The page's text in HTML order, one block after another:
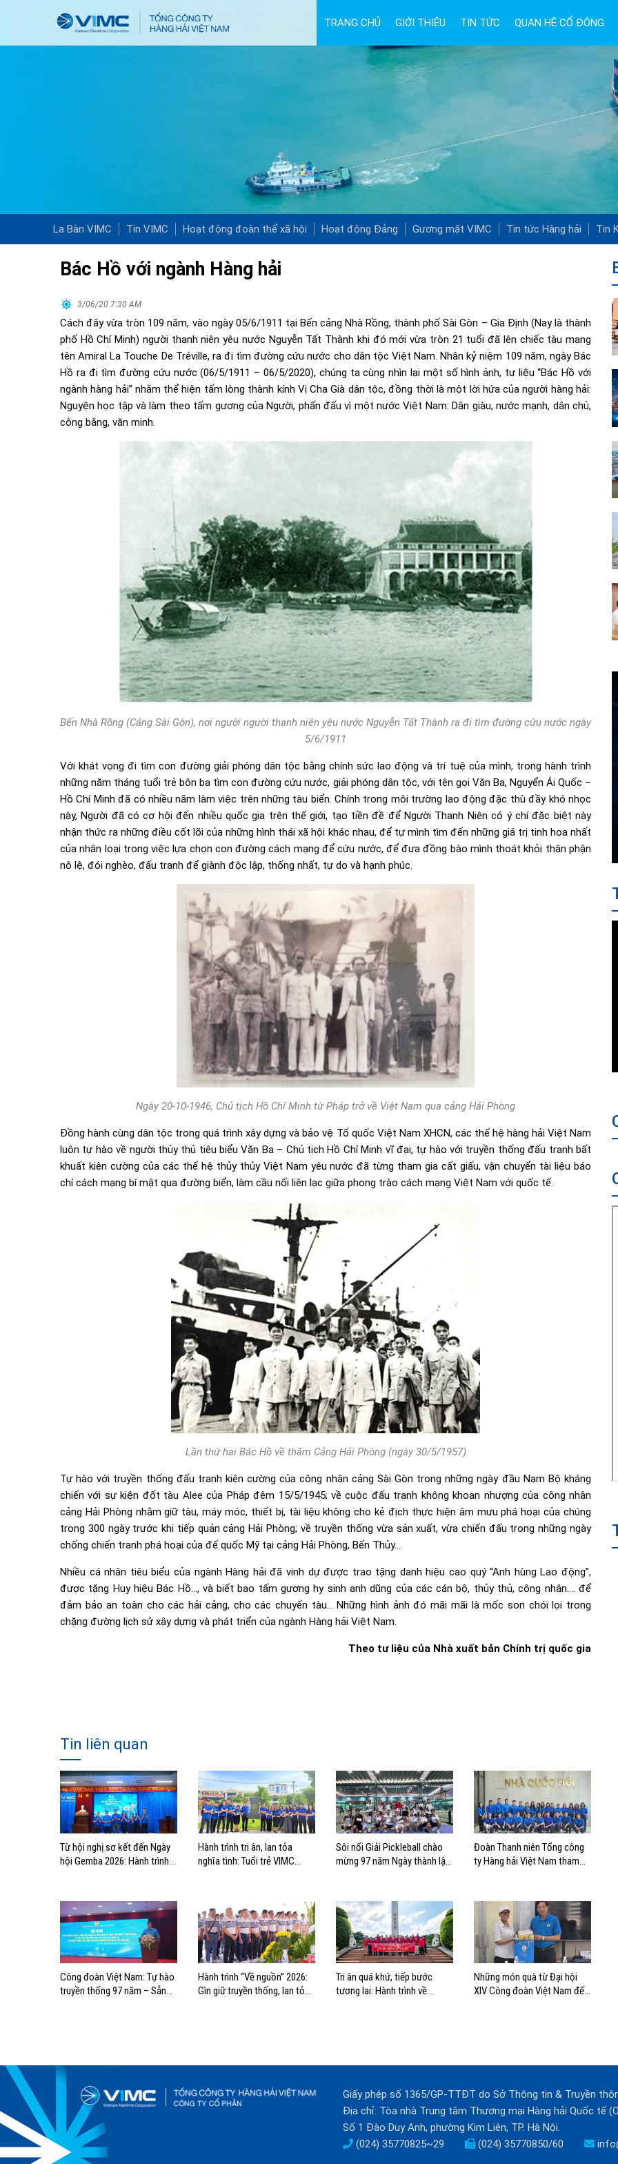
TRANG CHỦ GIỚI THIỆU TIN TỨC QUAN HỆ CỔ ĐÔNG
La Bàn VIMC Tin VIMC Hoạt động đoàn thể xã hội Hoạt động Đảng Gương mặt VIMC Tin tức Hàng hải Tin
Bác Hồ với ngành Hàng hải
3/06/20 7:30 AM
Cách đây vừa tròn 109 năm, vào ngày 05/6/1911 tại Bến cảng Nhà Rồng, thành phố Sài Gòn – Gia Định (Nay là thành
phố Hồ Chí Minh) người thanh niên yêu nước Nguyễn Tất Thành khi đó mới vừa tròn 21 tuổi đã lên chiếc tàu mang
tên Amiral La Touche De Tréville, ra đi tìm đường cứu nước cho dân tộc Việt Nam. Nhân kỷ niệm 109 năm, ngày Bác
Hồ ra đi tìm đường cứu nước (06/5/1911 – 06/5/2020), chúng ta cùng nhìn lại một số hình ảnh, tư liệu “Bác Hồ với
ngành hàng hải” nhằm thể hiện tấm lòng thành kính Vị Cha Già dân tộc, đồng thời là một lời hứa của người hàng hải:
Nguyện học tập và làm theo tấm gương của Người, phấn đấu vì một nước Việt Nam: Dân giàu, nước mạnh, dân chủ,
công bằng, văn minh.
Bến Nhà Rồng (Cảng Sài Gòn), nơi người người thanh niên yêu nước Nguyễn Tất Thành ra đi tìm đường cứu nước ngày
5/6/1911
Với khát vọng đi tìm con đường giải phóng dân tộc bằng chính sức lao động và trí tuệ của mình, trong hành trình
những năm tháng tuổi trẻ bôn ba tìm con đường cứu nước, giải phóng dân tộc, với tên gọi Văn Ba, Nguyển Ái Quốc –
Hồ Chí Minh đã có nhiều năm làm việc trên những tàu biển. Chính trong môi trường lao động đặc thù đầy khó nhọc
này, Người đã có cơ hội đến nhiều quốc gia trên thế giới, tạo tiền đề để Người Thanh Niên có ý chí đặc biệt này
nhận thức ra những điều cốt lõi của những hình thái xã hội khác nhau, để tự mình tìm đến những giá trị tinh hoa nhất
của nhân loại trong việc lựa chọn con đường cách mạng để cứu nước, để đưa đồng bào mình thoát khỏi thân phận
nô lệ, đói nghèo, đấu tranh để giành độc lập, thống nhất, tự do và hạnh phúc.
Ngày 20-10-1946, Chủ tịch Hồ Chí Minh từ Pháp trở về Việt Nam qua cảng Hải Phòng
Đồng hành cùng dân tộc trong quá trình xây dựng và bảo vệ Tổ quốc Việt Nam XHCN, các thế hệ hàng hải Việt Nam
luôn tự hào về người thủy thủ tiêu biểu Văn Ba – Chủ tịch Hồ Chí Minh vĩ đại, tự hào với truyền thống đấu tranh bất
khuất kiên cường của các thế hệ thủy thủy Việt Nam yêu nước đã từng tham gia cất giấu, vận chuyển tài liệu báo
chí cách mạng bí mật qua đường biển, làm cầu nối liên lạc giữa phong trào cách mạng Việt Nam với quốc tế.
Lần thứ hai Bác Hồ về thăm Cảng Hải Phòng (ngày 30/5/1957)
Tự hào với truyền thống đấu tranh kiên cường của công nhân cảng Sài Gòn trong những ngày đầu Nam Bộ kháng
chiến với sự kiện đốt tàu Alee của Pháp đêm 15/5/1945; về cuộc đấu tranh không khoan nhượng của công nhân
cảng Hải Phòng nhằm giữ tàu, máy móc, thiết bị, tài liệu không cho kẻ địch thực hiện âm mưu phá hoại của chúng
trong 300 ngày trước khi tiếp quản cảng Hải Phòng; về truyền thống vừa sản xuất, vừa chiến đấu trong những ngày
chống chiến tranh phá hoại của đế quốc Mỹ tại cảng Hải Phòng, Bến Thủy…
Nhiều cá nhân tiêu biểu của ngành Hàng hải đã vinh dự được trao tặng danh hiệu cao quý “Anh hùng Lao động”,
được tặng Huy hiệu Bác Hồ…, và biết bao tấm gương hy sinh anh dũng của các cán bộ, thủy thủ, công nhân…. để
đảm bảo an toàn cho các hải cảng, cho các chuyến tàu… Những hình ảnh đó mãi mãi là mốc son chói lọi trong
chặng đường lịch sử xây dựng và phát triển của ngành Hàng hải Việt Nam.
Theo tư liệu của Nhà xuất bản Chính trị quốc gia
Tin liên quan
Từ hội nghị sơ kết đến Ngày
hội Gemba 2026: Hành trình
Hành trình tri ân, lan tỏa
nghĩa tình: Tuổi trẻ VIMC
Sôi nổi Giải Pickleball chào
mừng 97 năm Ngày thành lập
Đoàn Thanh niên Tổng công
ty Hàng hải Việt Nam tham
Công đoàn Việt Nam: Tự hào
truyền thống 97 năm – Sẵn
Hành trình “Về nguồn” 2026:
Gìn giữ truyền thống, lan tỏa
Tri ân quá khứ, tiếp bước
tương lai: Hành trình về
Những món quà từ Đại hội
XIV Công đoàn Việt Nam đến
Giấy phép số 1365/GP-TTĐT do Sở Thông tin & Truyền
Địa chỉ: Tòa nhà Trung tâm Thương mại Hàng hải Quốc tế
Số 1 Đào Duy Anh, phường Kim Liên, TP. Hà Nội.
(024) 35770825~29
(024) 35770850/60